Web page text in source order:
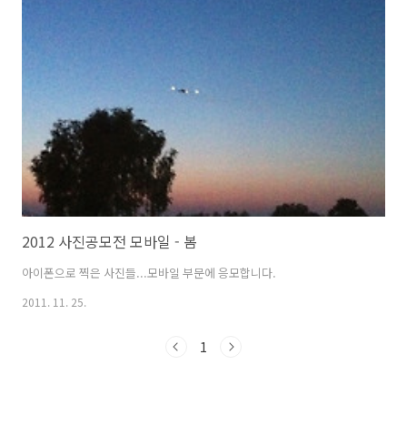
2012 사진공모전 모바일 - 봄
아이폰으로 찍은 사진들...모바일 부문에 응모합니다.
2011. 11. 25.
1